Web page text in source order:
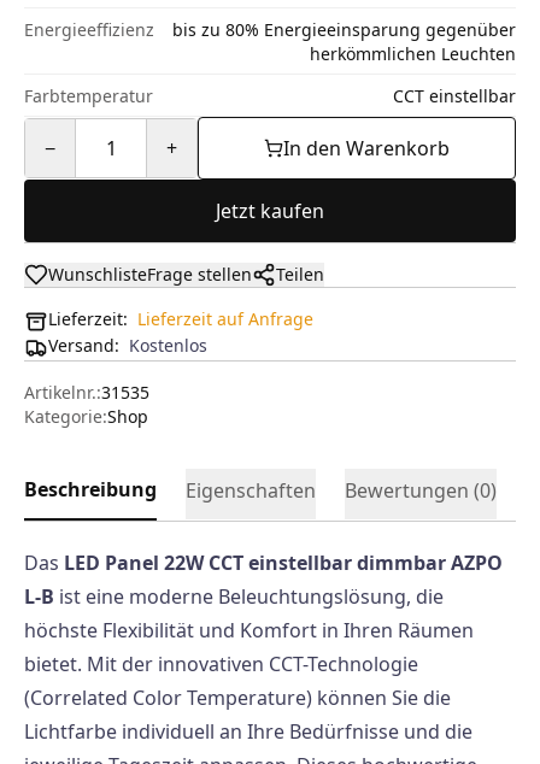
Energieeffizienz
bis zu 80% Energieeinsparung gegenüber
herkömmlichen Leuchten
Farbtemperatur
CCT einstellbar
− 1 + In den Warenkorb
Jetzt kaufen
WunschlisteFrage stellen
Teilen
Lieferzeit: Lieferzeit auf Anfrage
Versand: Kostenlos
Artikelnr.:31535
Kategorie:Shop
Beschreibung Eigenschaften Bewertungen (0)
Das LED Panel 22W CCT einstellbar dimmbar AZPO
L-B ist eine moderne Beleuchtungslösung, die
höchste Flexibilität und Komfort in Ihren Räumen
bietet. Mit der innovativen CCT-Technologie
(Correlated Color Temperature) können Sie die
Lichtfarbe individuell an Ihre Bedürfnisse und die